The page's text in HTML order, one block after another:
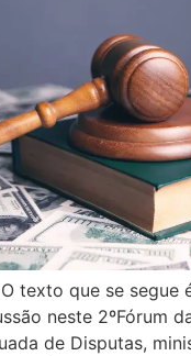
O texto que se segue
neste 2ºFórum
de Disputas,